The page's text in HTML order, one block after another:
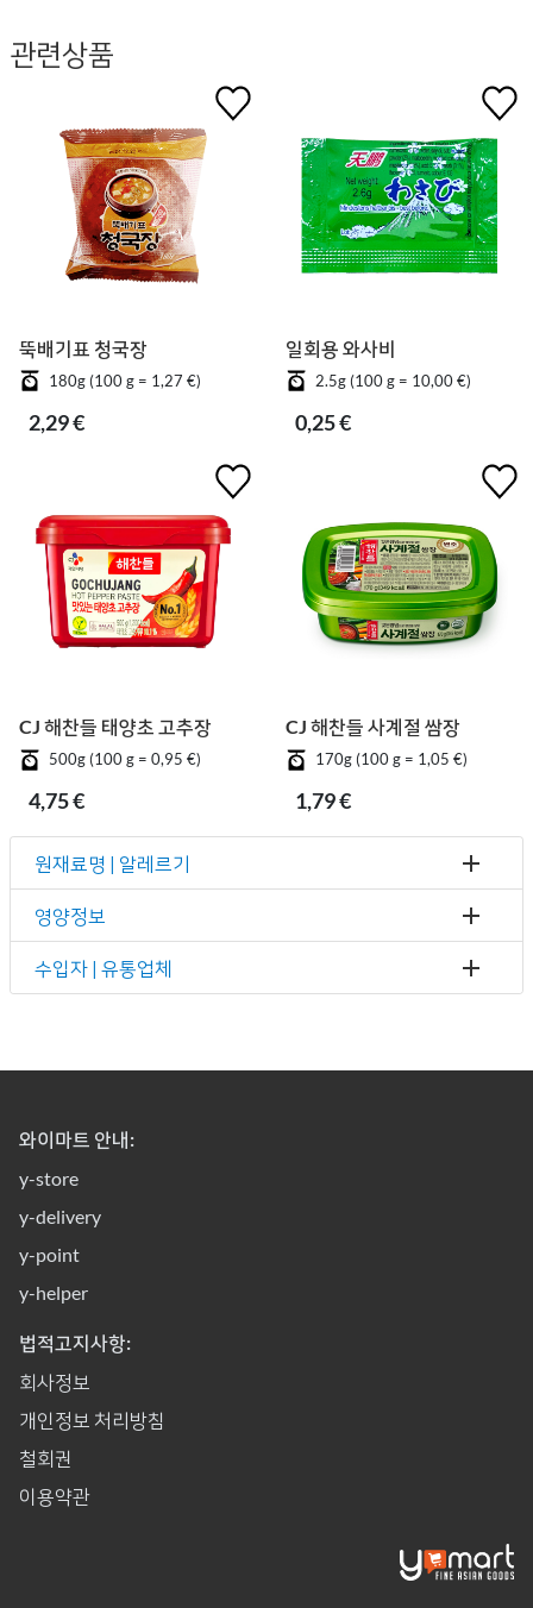
관련상품
뚝배기표 청국장
180g (100 g = 1,27 €)
2,29 €
일회용 와사비
2.5g (100 g = 10,00 €)
0,25 €
CJ 해찬들 태양초 고추장
500g (100 g = 0,95 €)
4,75 €
CJ 해찬들 사계절 쌈장
170g (100 g = 1,05 €)
1,79 €
원재료명 | 알레르기
영양정보
수입자 | 유통업체
와이마트 안내:
y-store
y-delivery
y-point
y-helper
법적고지사항:
회사정보
개인정보 처리방침
철회권
이용약관